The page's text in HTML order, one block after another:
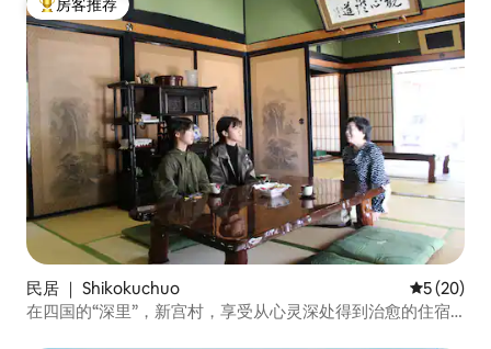
热门「房客推荐」
房客推荐
民居 ｜ Shikokuchuo 平均评分
5 (20)
在四国的“深里”，新宫村，享受从心灵深处得到治愈的住宿